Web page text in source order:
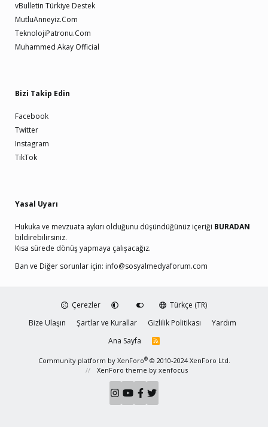
vBulletin Türkiye Destek
MutluAnneyiz.Com
TeknolojiPatronu.Com
Muhammed Akay Official
Bizi Takip Edin
Facebook
Twitter
Instagram
TikTok
Yasal Uyarı
Hukuka ve mevzuata aykırı olduğunu düşündüğünüz içeriği BURADAN
bildirebilirsiniz.
Kısa sürede dönüş yapmaya çalışacağız.
Ban ve Diğer sorunlar için: info@sosyalmedyaforum.com
Çerezler
Türkçe (TR)
Bize Ulaşın
Şartlar ve Kurallar Gizlilik Politikası
Yardım
Ana Sayfa
R
S
Community platform by XenForo® © 2010-2024 XenForo Ltd.
XenForo theme by xenfocus